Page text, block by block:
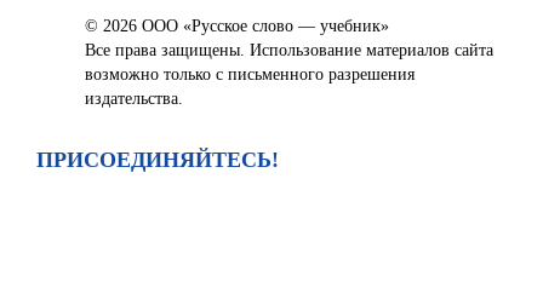
© 2026 ООО «Русское слово — учебник»
Все права защищены. Использование материалов сайта
возможно только с письменного разрешения
издательства.
ПРИСОЕДИНЯЙТЕСЬ!